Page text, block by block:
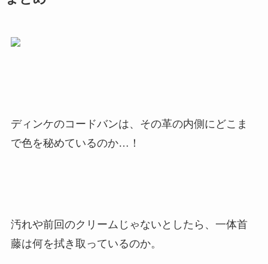
ディンケのコードバンは、その革の内側にどこま
で色を秘めているのか…！
汚れや前回のクリームじゃないとしたら、一体首
藤は何を拭き取っているのか。